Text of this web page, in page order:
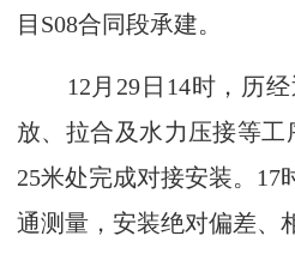
目S08合同段承建。
12月29日14时，历经
放、拉合及水力压接等工
25米处完成对接安装。17
通测量，安装绝对偏差、